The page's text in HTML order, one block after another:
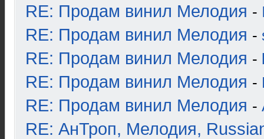
RE: Продам винил Мелодия -
RE: Продам винил Мелодия -
RE: Продам винил Мелодия -
RE: Продам винил Мелодия -
RE: Продам винил Мелодия -
RE: АнТроп, Мелодия,